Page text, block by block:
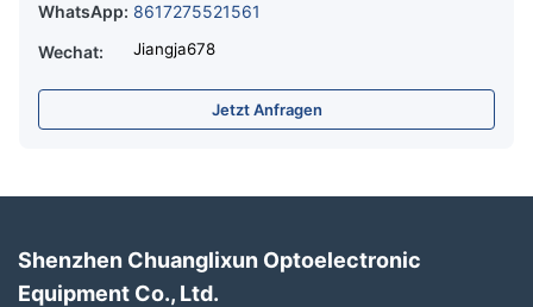
WhatsApp: 8617275521561
Wechat:
Jiangja678
Jetzt Anfragen
Shenzhen Chuanglixun Optoelectronic
Equipment Co., Ltd.